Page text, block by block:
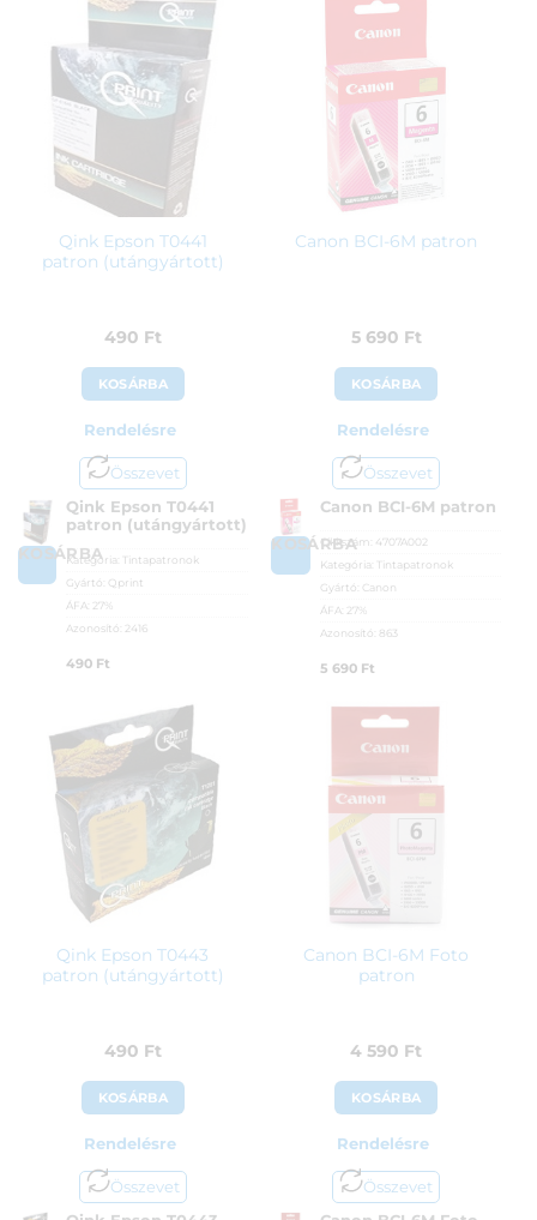
Qink Epson T0441
patron (utángyártott)
490 Ft
KOSÁRBA
Rendelésre
Összevet
KOSÁRBA
Qink Epson T0441
patron (utángyártott)
Kategória:
Tintapatronok
Gyártó: Qprint
ÁFA:
27%
Azonosító:
2416
490 Ft
Canon BCI-6M patron
5 690 Ft
KOSÁRBA
Rendelésre
Összevet
KOSÁRBA
Canon BCI-6M patron
Cikkszám: 4707A002
Kategória:
Tintapatronok
Gyártó: Canon
ÁFA:
27%
Azonosító: 863
5 690 Ft
Qink Epson T0443
patron (utángyártott)
490 Ft
KOSÁRBA
Rendelésre
Összevet
Canon BCI-6M Foto
patron
4 590 Ft
KOSÁRBA
Rendelésre
Összevet